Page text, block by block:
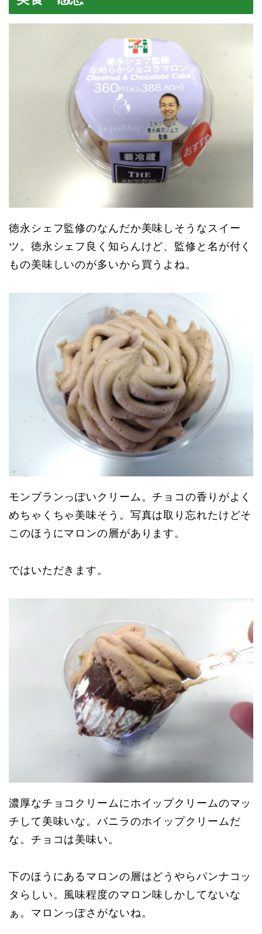
徳永シェフ監修のなんだか美味しそうなスイー
ツ。徳永シェフ良く知らんけど、監修と名が付く
もの美味しいのが多いから買うよね。
モンブランっぽいクリーム。チョコの香りがよく
めちゃくちゃ美味そう。写真は取り忘れたけどそ
このほうにマロンの層があります。
ではいただきます。
濃厚なチョコクリームにホイップクリームのマッ
チして美味いな。バニラのホイップクリームだ
な。チョコは美味い。
下のほうにあるマロンの層はどうやらパンナコッ
タらしい。風味程度のマロン味しかしてないな
ぁ。マロンっぽさがないね。